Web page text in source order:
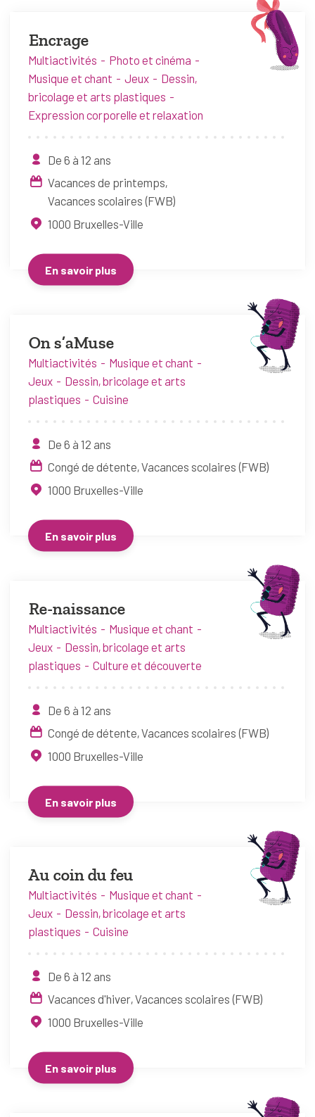
Encrage
Multiactivités
Photo et cinéma
Musique et chant
Jeux
Dessin,
bricolage et arts plastiques
Expression corporelle et relaxation
De 6 à 12 ans
Vacances de printemps
Vacances scolaires (FWB)
1000 Bruxelles-Ville
En savoir plus
On s’aMuse
Multiactivités
Musique et chant
Jeux
Dessin, bricolage et arts
plastiques
Cuisine
De 6 à 12 ans
Congé de détente Vacances scolaires (FWB)
1000 Bruxelles-Ville
En savoir plus
Re-naissance
Multiactivités
Musique et chant
Jeux
Dessin, bricolage et arts
plastiques
Culture et découverte
De 6 à 12 ans
Congé de détente Vacances scolaires (FWB)
1000 Bruxelles-Ville
En savoir plus
Au coin du feu
Multiactivités
Musique et chant
Jeux
Dessin, bricolage et arts
plastiques
Cuisine
De 6 à 12 ans
Vacances d'hiver Vacances scolaires (FWB)
1000 Bruxelles-Ville
En savoir plus